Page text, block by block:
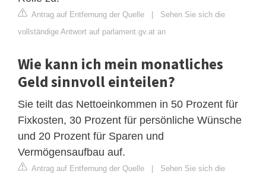
Antrag auf Entfernung der Quelle | Sehen Sie sich die
vollständige Antwort auf parlament.gv.at an
Wie kann ich mein monatliches
Geld sinnvoll einteilen?
Sie teilt das Nettoeinkommen in 50 Prozent für
Fixkosten, 30 Prozent für persönliche Wünsche
und 20 Prozent für Sparen und
Vermögensaufbau auf.
Antrag auf Entfernung der Quelle | Sehen Sie sich die